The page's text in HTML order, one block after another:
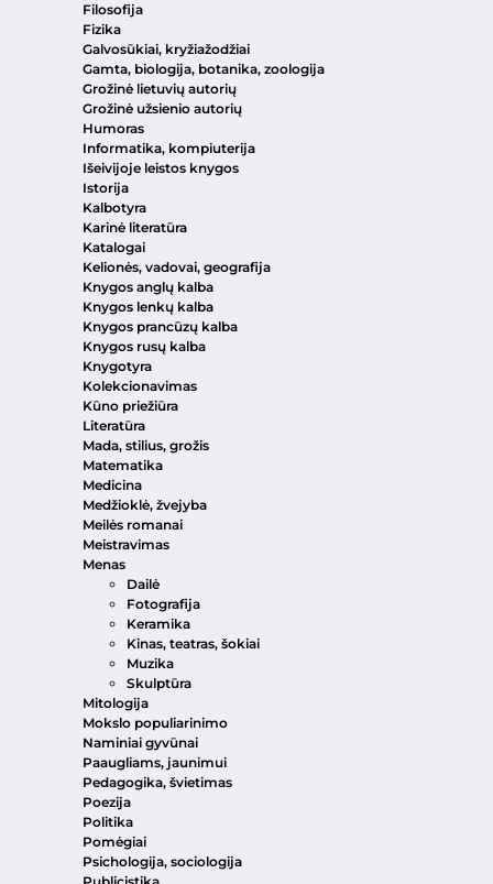
Filosofija
Fizika
Galvosūkiai, kryžiažodžiai
Gamta, biologija, botanika, zoologija
Grožinė lietuvių autorių
Grožinė užsienio autorių
Humoras
Informatika, kompiuterija
Išeivijoje leistos knygos
Istorija
Kalbotyra
Karinė literatūra
Katalogai
Kelionės, vadovai, geografija
Knygos anglų kalba
Knygos lenkų kalba
Knygos prancūzų kalba
Knygos rusų kalba
Knygotyra
Kolekcionavimas
Kūno priežiūra
Literatūra
Mada, stilius, grožis
Matematika
Medicina
Medžioklė, žvejyba
Meilės romanai
Meistravimas
Menas
Dailė
Fotografija
Keramika
Kinas, teatras, šokiai
Muzika
Skulptūra
Mitologija
Mokslo populiarinimo
Naminiai gyvūnai
Paaugliams, jaunimui
Pedagogika, švietimas
Poezija
Politika
Pomėgiai
Psichologija, sociologija